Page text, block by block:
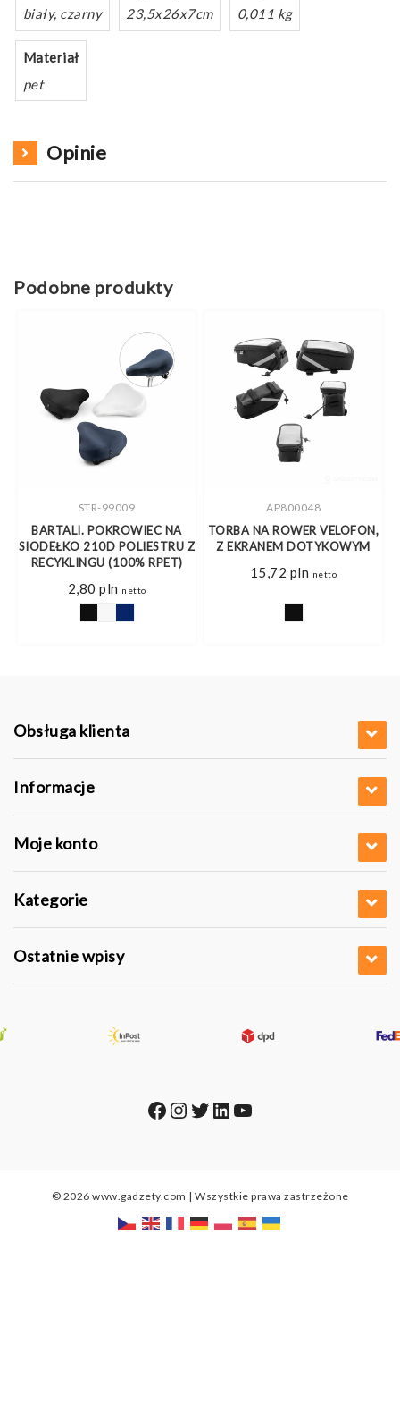
biały, czarny
23,5x26x7cm
0,011 kg
Materiał
pet
Opinie
Podobne produkty
STR-99009
BARTALI. POKROWIEC NA
SIODEŁKO 210D POLIESTRU Z
RECYKLINGU (100% RPET)
2,80 pln netto
AP800048
TORBA NA ROWER VELOFON,
Z EKRANEM DOTYKOWYM
15,72 pln netto
Obsługa klienta
Informacje
Moje konto
Kategorie
Ostatnie wpisy
Facebook
Instagram
Twitter
LinkedIn
YouTube
© 2026 www.gadzety.com | Wszystkie prawa zastrzeżone